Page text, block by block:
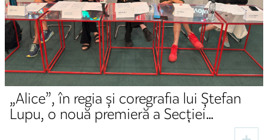
„Alice”, în regia și coregrafia lui Ștefan
Lupu, o nouă premieră a Secției
Germane a TNRS